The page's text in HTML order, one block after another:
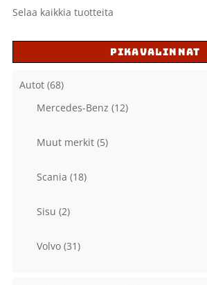
Selaa kaikkia tuotteita
PIKAVALINNAT
Autot (68)
Mercedes-Benz (12)
Muut merkit (5)
Scania (18)
Sisu (2)
Volvo (31)